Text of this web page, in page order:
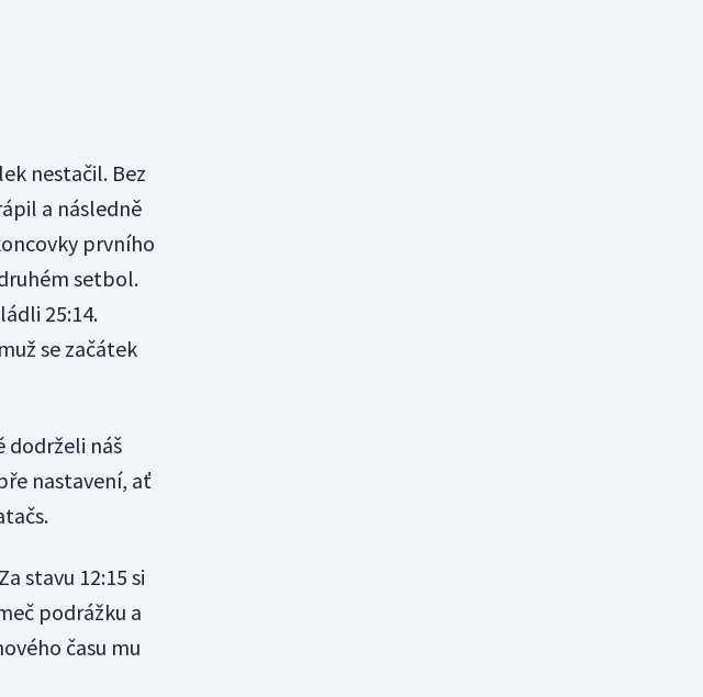
nestačil. Bez
a následně
prvního
setbol.
25:14.
se začátek
dodrželi náš
nastavení, ať
stavu 12:15 si
podrážku a
času mu